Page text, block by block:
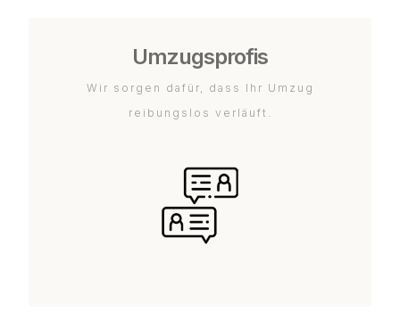
Umzugsprofis
Wir sorgen dafür, dass Ihr Umzug
reibungslos verläuft.